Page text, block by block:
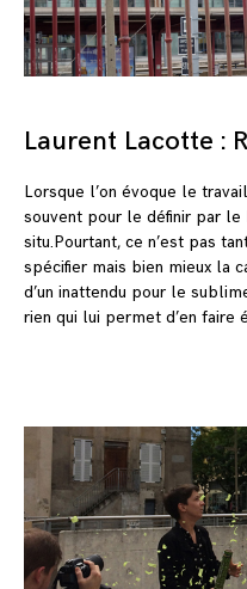
Laurent Lacotte :
Lorsque l’on évoque le
souvent pour le définir par le
situ.Pourtant, ce n’est pas
spécifier mais bien mieux la
d’un inattendu pour le
rien qui lui permet d’en